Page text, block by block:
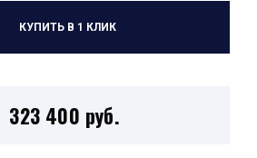
КУПИТЬ В 1 КЛИК
323 400 руб.